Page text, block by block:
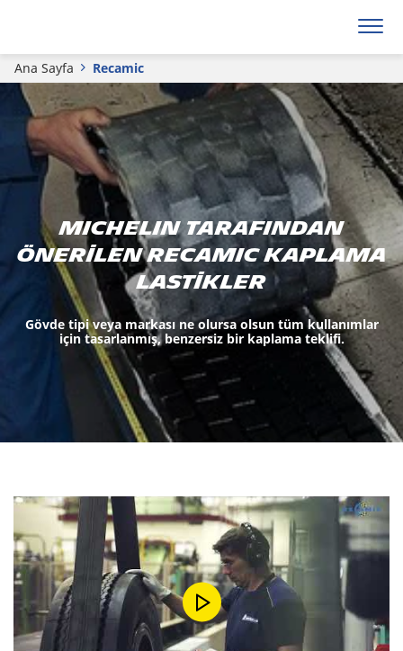
Ana Sayfa Recamic
MICHELIN tarafından
önerilen RECAMIC kaplama
lastikler
Gövde tipi veya markası ne olursa olsun tüm kullanımlar
için tasarlanmış, benzersiz bir kaplama teklifi.